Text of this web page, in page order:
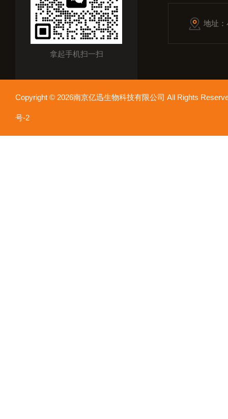
拿起手机扫一扫
地址
Copyright © 2026南京亿迅生物科技有限公司 All Rights
号-2